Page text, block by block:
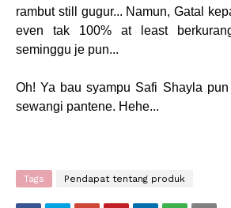
rambut still gugur... Namun, Gatal
even tak 100% at least
seminggu je pun...
Oh! Ya bau syampu Safi Shayla
sewangi pantene. Hehe...
Tags Pendapat tentang produk